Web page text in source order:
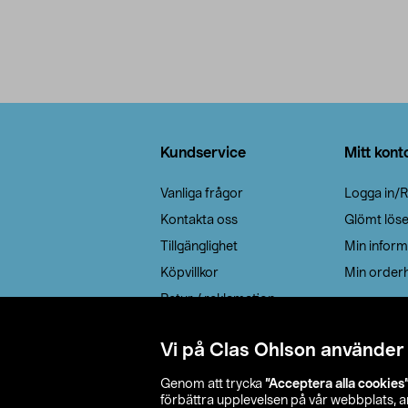
Vi på Clas Ohlson
Genom att trycka ”Acceptera alla
förbättra upplevelsen på vår webbplats,
Kundservice
Vanliga frågor
Kontakta oss
Tillgänglighet
Köpvillkor
Retur / reklamation
Cookie policy
Leveransalternativ
Mitt
Logga in/
Glömt
Min
Min